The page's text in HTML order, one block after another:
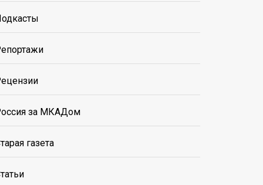
за МКАДом
газета